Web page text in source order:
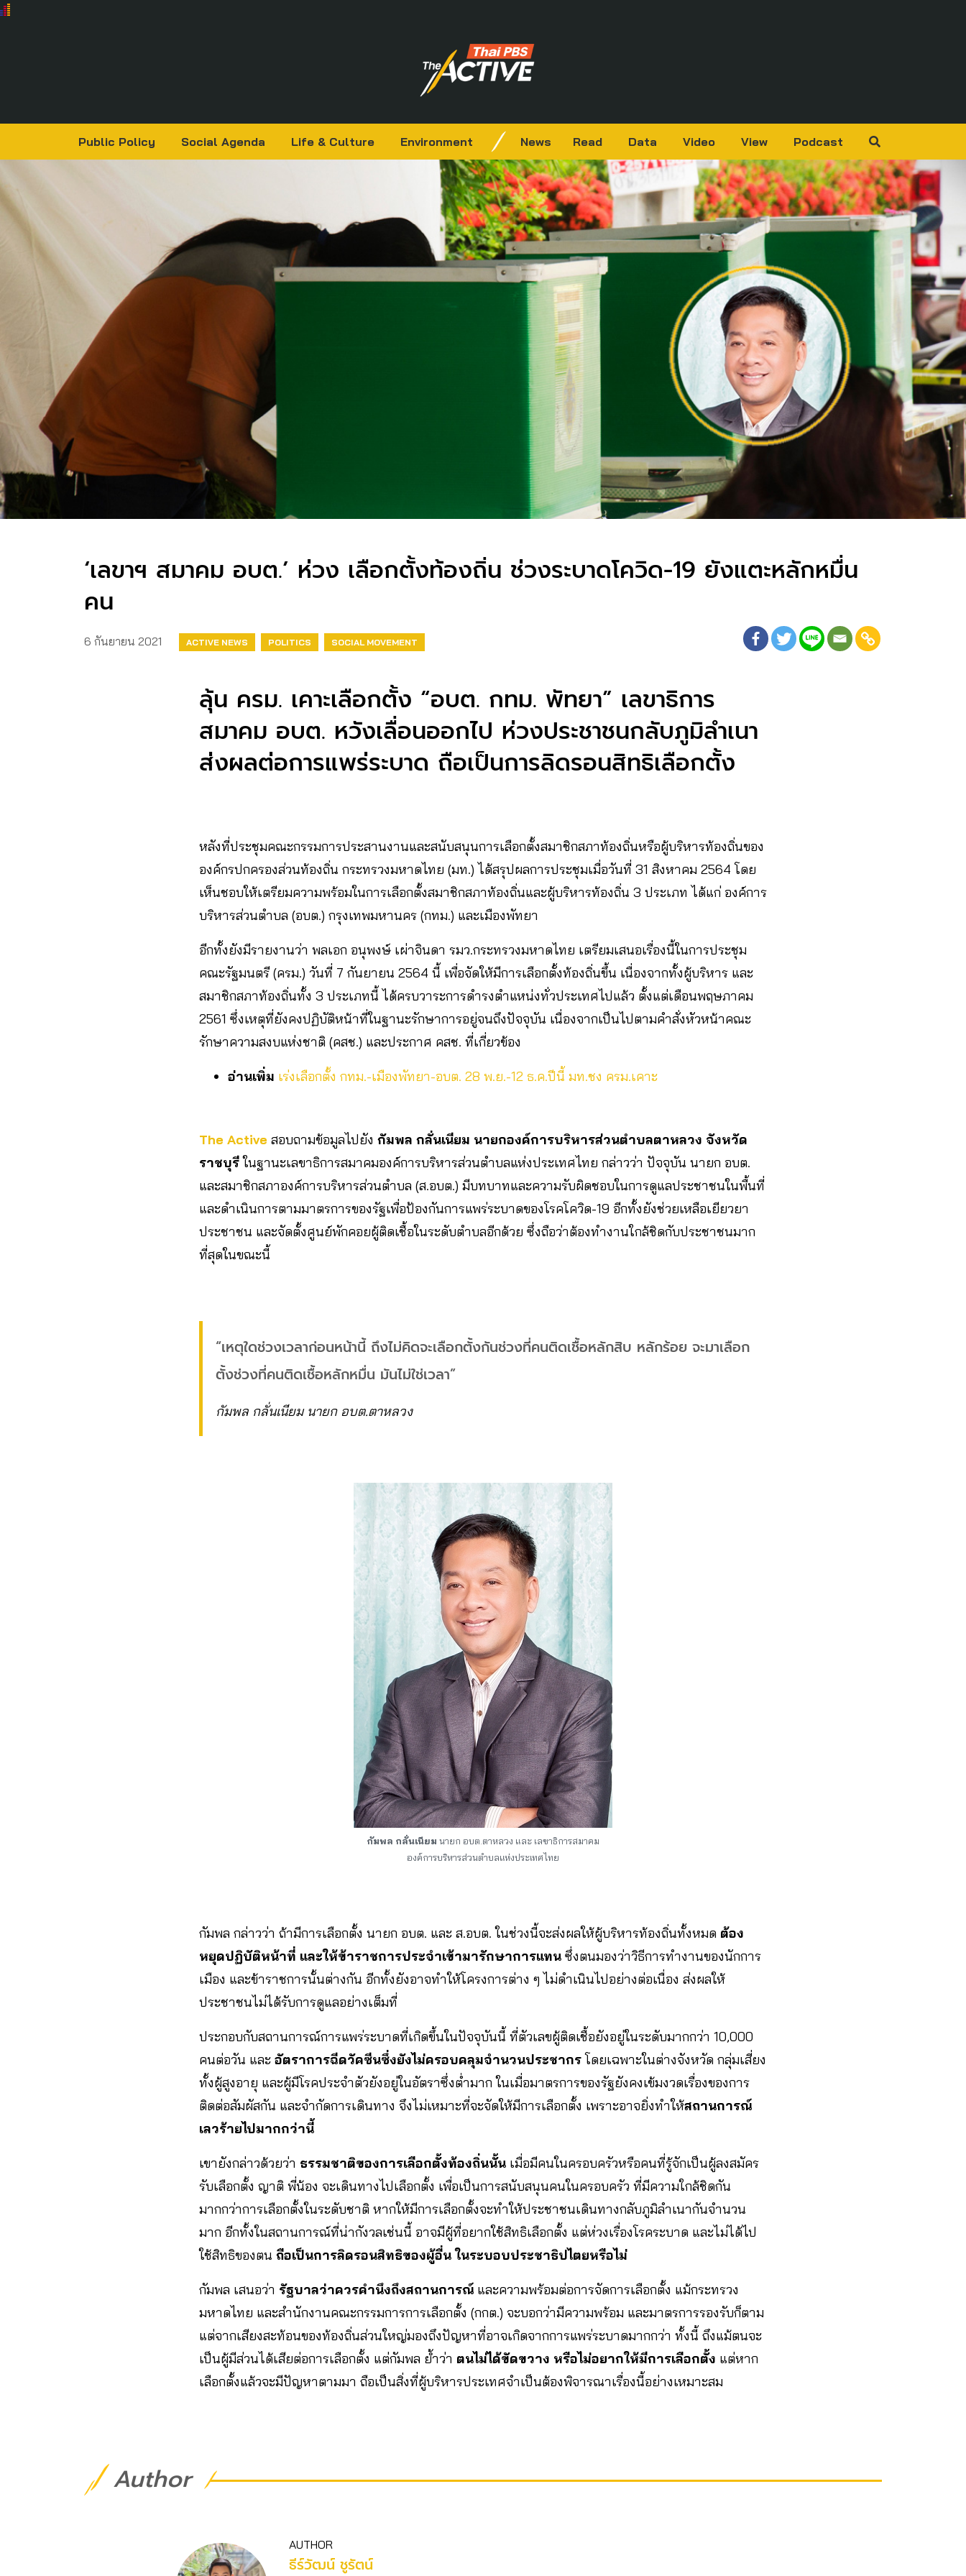
Public Policy Social Agenda Life & Culture Environment News Read Data Video View Podcast
‘เลขาฯ สมาคม อบต.’ ห่วง เลือกตั้งท้องถิ่น ช่วงระบาดโควิด-19 ยังแตะหลักหมื่น
คน
6 กันยายน 2021 ACTIVE NEWS POLITICS SOCIAL MOVEMENT
ลุ้น ครม. เคาะเลือกตั้ง “อบต. กทม. พัทยา” เลขาธิการ
สมาคม อบต. หวังเลื่อนออกไป ห่วงประชาชนกลับภูมิลำเนา
ส่งผลต่อการแพร่ระบาด ถือเป็นการลิดรอนสิทธิเลือกตั้ง
หลังที่ประชุมคณะกรรมการประสานงานและสนับสนุนการเลือกตั้งสมาชิกสภาท้องถิ่นหรือผู้บริหารท้องถิ่นของ
องค์กรปกครองส่วนท้องถิ่น กระทรวงมหาดไทย (มท.) ได้สรุปผลการประชุมเมื่อวันที่ 31 สิงหาคม 2564 โดย
เห็นชอบให้เตรียมความพร้อมในการเลือกตั้งสมาชิกสภาท้องถิ่นและผู้บริหารท้องถิ่น 3 ประเภท ได้แก่ องค์การ
บริหารส่วนตำบล (อบต.) กรุงเทพมหานคร (กทม.) และเมืองพัทยา
อีกทั้งยังมีรายงานว่า พลเอก อนุพงษ์ เผ่าจินดา รมว.กระทรวงมหาดไทย เตรียมเสนอเรื่องนี้ในการประชุม
คณะรัฐมนตรี​ (ครม.) วันที่ 7 กันยายน 2564 นี้ เพื่อจัดให้มีการเลือกตั้งท้องถิ่นขึ้น เนื่องจากทั้งผู้บริหาร และ
สมาชิกสภาท้องถิ่นทั้ง 3 ประเภทนี้ ได้ครบวาระการดำรงตำแหน่งทั่วประเทศไปแล้ว ตั้งแต่เดือนพฤษภาคม
2561 ซึ่งเหตุที่ยังคงปฏิบัติหน้าที่ในฐานะรักษาการอยู่จนถึงปัจจุบัน เนื่องจากเป็นไปตามคำสั่งหัวหน้าคณะ
รักษาความสงบแห่งชาติ (คสช.) และประกาศ คสช. ที่เกี่ยวข้อง
อ่านเพิ่ม เร่งเลือกตั้ง กทม.-เมืองพัทยา-อบต. 28 พ.ย.-12 ธ.ค.ปีนี้ มท.ชง ครม.เคาะ
The Active สอบถามข้อมูลไปยัง กัมพล กลั่นเนียม นายกองค์การบริหารส่วนตำบลตาหลวง จังหวัด
ราชบุรีในฐานะเลขาธิการสมาคมองค์การบริหารส่วนตำบลแห่งประเทศไทย กล่าวว่า ปัจจุบัน นายก อบต.
และสมาชิกสภาองค์การบริหารส่วนตำบล (ส.อบต.) มีบทบาทและความรับผิดชอบในการดูแลประชาชนในพื้นที่
และดำเนินการตามมาตรการของรัฐเพื่อป้องกันการแพร่ระบาดของโรคโควิด-19 อีกทั้งยังช่วยเหลือเยียวยา
ประชาชน และจัดตั้งศูนย์พักคอยผู้ติดเชื้อในระดับตำบลอีกด้วย ซึ่งถือว่าต้องทำงานใกล้ชิดกับประชาชนมาก
ที่สุดในขณะนี้
“เหตุใดช่วงเวลาก่อนหน้านี้ ถึงไม่คิดจะเลือกตั้งกันช่วงที่คนติดเชื้อหลักสิบ หลักร้อย จะมาเลือก
ตั้งช่วงที่คนติดเชื้อหลักหมื่น มันไม่ใช่เวลา”
กัมพล กลั่นเนียม นายก อบต.ตาหลวง
กัมพล กลั่นเนียม นายก อบต.ตาหลวง และ เลขาธิการสมาคม
องค์การบริหารส่วนตำบลแห่งประเทศไทย
กัมพล กล่าวว่า ถ้ามีการเลือกตั้ง นายก อบต. และ ส.อบต. ในช่วงนี้จะส่งผลให้ผู้บริหารท้องถิ่นทั้งหมด ต้อง
หยุดปฏิบัติหน้าที่ และให้ข้าราชการประจำเข้ามารักษาการแทน ซึ่งตนมองว่าวิธีการทำงานของนักการ
เมือง และข้าราชการนั้นต่างกัน อีกทั้งยังอาจทำให้โครงการต่าง ๆ ไม่ดำเนินไปอย่างต่อเนื่อง ส่งผลให้
ประชาชนไม่ได้รับการดูแลอย่างเต็มที่
ประกอบกับสถานการณ์การแพร่ระบาดที่เกิดขึ้นในปัจจุบันนี้ ที่ตัวเลขผู้ติดเชื้อยังอยู่ในระดับมากกว่า 10,000
คนต่อวัน และ อัตราการฉีดวัคซีนซึ่งยังไม่ครอบคลุมจำนวนประชากรโดยเฉพาะในต่างจังหวัด กลุ่มเสี่ยง
ทั้งผู้สูงอายุ และผู้มีโรคประจำตัวยังอยู่ในอัตราซึ่งต่ำมาก ในเมื่อมาตรการของรัฐยังคงเข้มงวดเรื่องของการ
ติดต่อสัมผัสกัน และจำกัดการเดินทาง จึงไม่เหมาะที่จะจัดให้มีการเลือกตั้ง เพราะอาจยิ่งทำให้สถานการณ์
เลวร้ายไปมากกว่านี้
เขายังกล่าวด้วยว่า ธรรมชาติของการเลือกตั้งท้องถิ่นนั้น เมื่อมีคนในครอบครัวหรือคนที่รู้จักเป็นผู้ลงสมัคร
รับเลือกตั้ง ญาติ พี่น้อง จะเดินทางไปเลือกตั้ง เพื่อเป็นการสนับสนุนคนในครอบครัว ที่มีความใกล้ชิดกัน
มากกว่าการเลือกตั้งในระดับชาติ หากให้มีการเลือกตั้งจะทำให้ประชาชนเดินทางกลับภูมิลำเนากันจำนวน
มาก อีกทั้งในสถานการณ์ที่น่ากังวลเช่นนี้ อาจมีผู้ที่อยากใช้สิทธิเลือกตั้ง แต่ห่วงเรื่องโรคระบาด และไม่ได้ไป
ใช้สิทธิของตน ถือเป็นการลิดรอนสิทธิของผู้อื่น ในระบอบประชาธิปไตยหรือไม่
กัมพล เสนอว่า รัฐบาลว่าควรคำนึงถึงสถานการณ์ และความพร้อมต่อการจัดการเลือกตั้ง แม้กระทรวง
มหาดไทย และสำนักงานคณะกรรมการการเลือกตั้ง (กกต.) จะบอกว่ามีความพร้อม และมาตรการรองรับก็ตาม
แต่จากเสียงสะท้อนของท้องถิ่นส่วนใหญ่มองถึงปัญหาที่อาจเกิดจากการแพร่ระบาดมากกว่า ทั้งนี้ ถึงแม้ตนจะ
เป็นผู้มีส่วนได้เสียต่อการเลือกตั้ง แต่กัมพล ย้ำว่า ตนไม่ได้ขัดขวาง หรือไม่อยากให้มีการเลือกตั้ง แต่หาก
เลือกตั้งแล้วจะมีปัญหาตามมา ถือเป็นสิ่งที่ผู้บริหารประเทศจำเป็นต้องพิจารณาเรื่องนี้อย่างเหมาะสม
Author
AUTHOR
ธีร์วัฒน์ ชูรัตน์